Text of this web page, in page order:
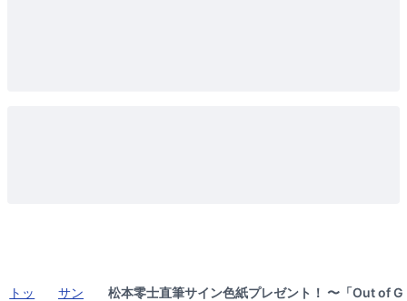
トッ
サン
松本零士直筆サイン色紙プレゼント！ 〜「Out of G